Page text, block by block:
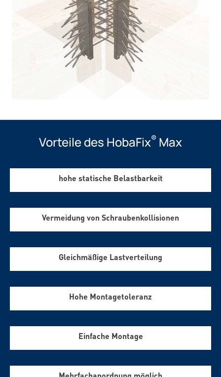
Vorteile des HobaFix® Max
hohe statische Belastbarkeit
Vermeidung von Schraubenkollisionen
Gleichmäßige Lastverteilung
Hohe Montagetoleranz
Einfache Montage